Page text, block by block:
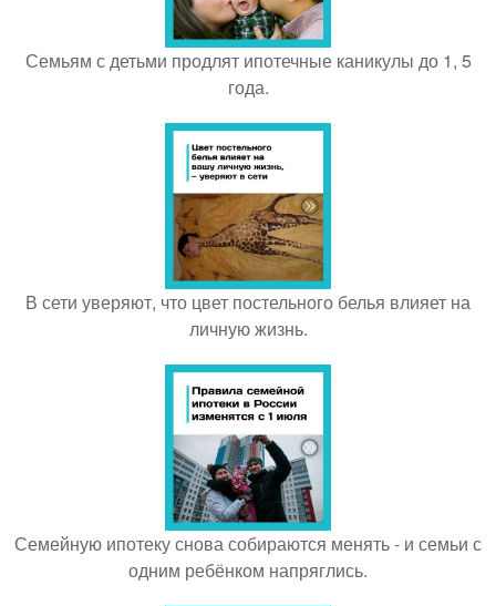
Семьям с детьми продлят ипотечные каникулы до 1, 5
года.
В сети уверяют, что цвет постельного белья влияет на
личную жизнь.
Семейную ипотеку снова собираются менять - и семьи с
одним ребёнком напряглись.